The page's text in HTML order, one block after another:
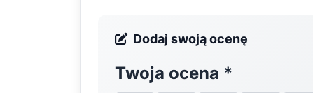
Dodaj swoją ocenę
Twoja ocena *